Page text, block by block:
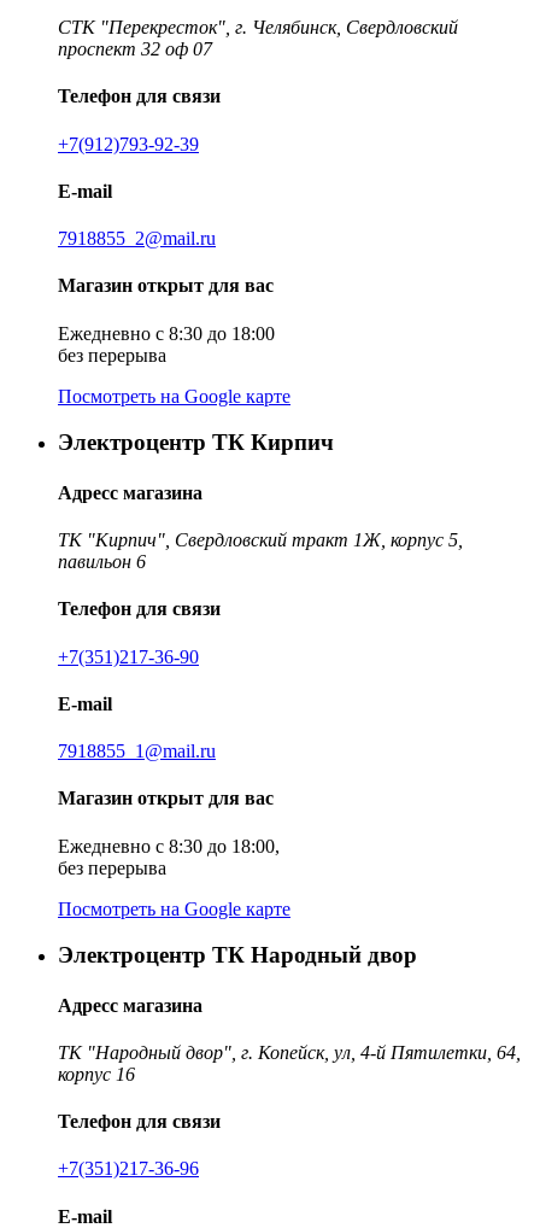
СТК "Перекресток", г. Челябинск, Свердловский
проспект 32 оф 07
Телефон для связи
+7(912)793-92-39
E-mail
7918855_2@mail.ru
Магазин открыт для вас
Ежедневно с 8:30 до 18:00
без перерыва
Посмотреть на Google карте
Электроцентр ТК Кирпич
Адресс магазина
ТК "Кирпич", Свердловский тракт 1Ж, корпус 5,
павильон 6
Телефон для связи
+7(351)217-36-90
E-mail
7918855_1@mail.ru
Магазин открыт для вас
Ежедневно с 8:30 до 18:00,
без перерыва
Посмотреть на Google карте
Электроцентр ТК Народный двор
Адресс магазина
ТК "Народный двор", г. Копейск, ул, 4-й Пятилетки, 64,
корпус 16
Телефон для связи
+7(351)217-36-96
E-mail